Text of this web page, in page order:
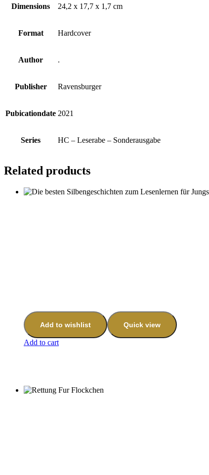
Dimensions 24,2 x 17,7 x 1,7 cm
Format Hardcover
Author .
Publisher Ravensburger
Pubicationdate 2021
Series HC – Leserabe – Sonderausgabe
Related products
Add to wishlist Quick view
Add to cart